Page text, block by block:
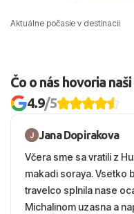
Aktuálne počasie v destinacii
Čo o nás hovoria
4.9/5
Jana Dopirakova
Včera sme sa vratili z
makadi soraya. Vsetko
travelco splnila nase
Michalinom uzasna a